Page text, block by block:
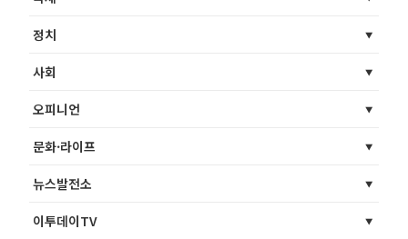
정치
사회
오피니언
문화·라이프
뉴스발전소
이투데이TV